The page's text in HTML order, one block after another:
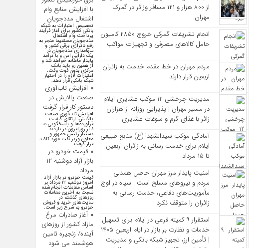
از ۸۰۰ هزار و ۱۲۱ مسافر وزائر در گمرک
مهران
انجام تشریفات گمرکی خروج ۲۸۵۰ کامیون
حامل کالاهای مصرفی و تجهیزات مواکب
مردم مهران در خط مقدم خدمت به زائران
اربعین قرار دارند
مدیریت چرخشی 12 موکب‌ عشایری ایلام
در مسیر مهران | پذیرایی روزانه از هزاران
زائر با غذای گرم و سوغات عشایری
آمادگی موکب سیدالشهدا (ع) منابع طبیعی
ایلام برای خدمت‌ رسانی به زائران اربعین
تا ۱۵ مرداد
امنیت پایدار مرز مهران حاصل همدلی
مردم و نیروهای مسلح است | سپاه در اوج
مأموریت‌های دفاعی، خدمت‌ رسانی به
زائران را متوقف نکرد
استقرار ۹ کمیته فرعی در ایلام برای تسهیل
خدمات و نظارت بر بازار در ایام اربعین ۱۴۰۵
| تأمین ارز، تجهیز شبکه بانکی و مدیریت
با افزایش منابع وام
اشتغال مددجویان
تخصیص اعتبارات به شبکه
بانکی کشور برای آغاز فرآیند
پرداخت وام اشتغال
مددجویان مستقیما منجر به
رفع ناترازی برقی کشور و
سهامداری مددجویان در
یک دارایی امن و با درآمد
پایدار ماهانه خواهد شد و
از همین رو باید بانک
مرکزی بدون فوت وقت،
اعتبارات لازم را در اختیار
شبکه بانکی قرار دهد.
افزایش تاب‌آوری
صنعت پالایش در
دستور کار قرار گرفت
افزایش تاب‌آوری صنعت
پالایش، ارتقای کیفیت
فرآورده‌ها و پاسخگویی به
نیاز روزافزون در بازدید
دستیار رئیس جمهور و
معاون وزیر نفت مورد تاکید
قرار گرفت.
قیمت خودرو در
بازار آزاد دوشنبه ۱۲
مرداد
قیمت خودرو در بازار آزاد
امروز دوشنبه ۱۲ مرداد بر
اساس معاملات انجام شده
نسبت به آخرین معاملات
روز‌های گذشته در
سایت‌های خرید و فروش
خودرو به شرح زیر است.
آغاز صادرات مرغ
مازاد کشور از روزهای
آینده/ زنجیره تامین
هوشمند می شود